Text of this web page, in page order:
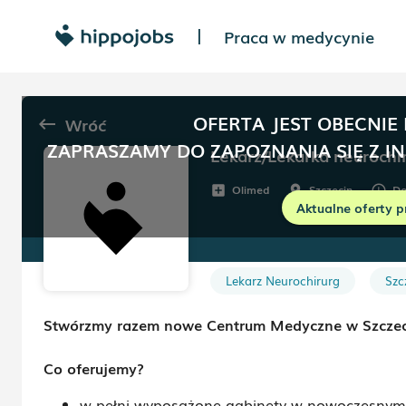
| Praca w medycynie
OFERTA JEST
ZAPRASZAMY DO ZAPOZNANIA SIĘ Z
Aktualne oferty
keyboard_backspace Wróć
Lekarz/Lekarka
add_box Olimed room Szczecin schedule
Lekarz Neurochirurg
Stwórzmy razem nowe Centrum Medyczne w
Co oferujemy?